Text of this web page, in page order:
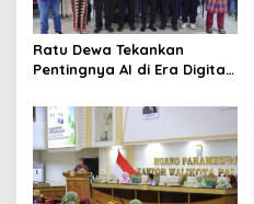
Ratu Dewa Tekankan
Pentingnya AI di Era Digital,